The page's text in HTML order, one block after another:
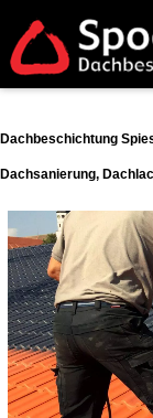
Dachbeschichtung
Dachsanierung,